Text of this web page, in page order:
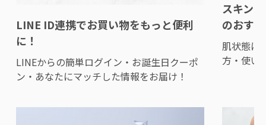
LINE ID連携でお買い物をもっと便利
に！
LINEからの簡単ログイン・お誕生日クーポ
ン・あなたにマッチした情報をお届け！
スキン
のおす
肌状態に
方・使い